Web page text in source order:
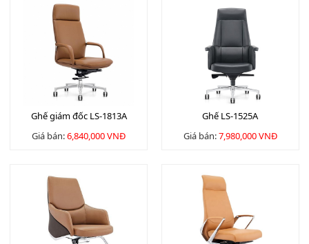
Ghế giám đốc LS-1813A
Giá bán:6,840,000 VNĐ
Ghế LS-1525A
Giá bán:7,980,000 VNĐ